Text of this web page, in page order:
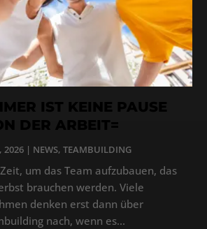
IST KEINE PAUSE
DER ARBEIT=
2026| NEWS, TEAMBUILDING
um das Team aufzubauen, das
brauchen werden. Viele
denken erst dann über
nach, wenn es...